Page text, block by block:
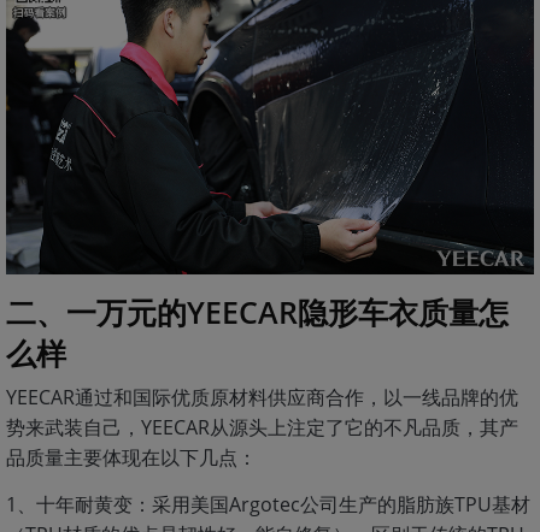
二、一万元的YEECAR隐形车衣质量怎
么样
YEECAR通过和国际优质原材料供应商合作，以一线品牌的优
势来武装自己，YEECAR从源头上注定了它的不凡品质，其产
品质量主要体现在以下几点：
1、十年耐黄变：采用美国Argotec公司生产的脂肪族TPU基材